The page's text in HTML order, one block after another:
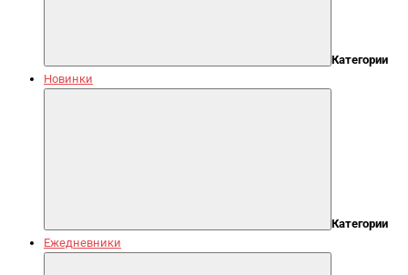
Категории
Новинки
Категории
Ежедневники